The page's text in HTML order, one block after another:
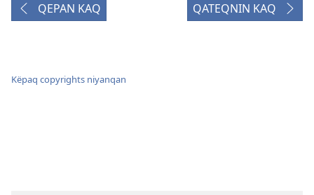
QEPAN KAQ QATEQNIN KAQ
Këpaq copyrights niyanqan